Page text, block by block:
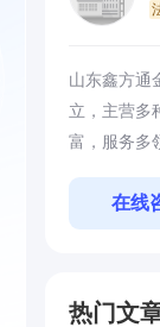
山东鑫方通
立，主营多
富，服务多
在线
热门文